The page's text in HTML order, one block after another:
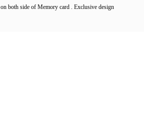
both side of Memory card . Exclusive design